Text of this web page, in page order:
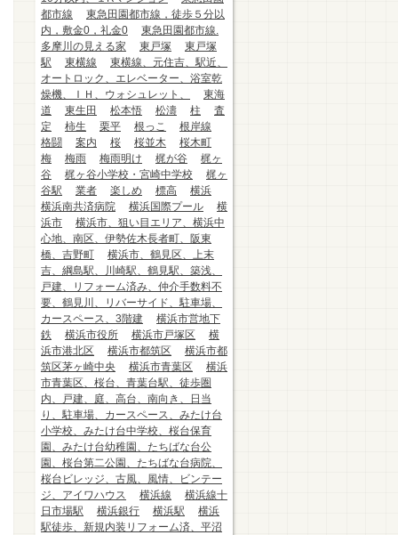
都市線
東急田園都市線，徒歩５分以
内，敷金0，礼金0
東急田園都市線.
多摩川の見える家
東戸塚
東戸塚
駅
東横線
東横線、元住吉、駅近、
オートロック、エレベーター、浴室乾
燥機、ＩＨ、ウォシュレット、
東海
道
東生田 松本悟 松濤 柱
査
定
柿生 栗平 根っこ
根岸線
格闘
案内 桜 桜並木
桜木町
梅
梅雨 梅雨明け 梶が谷
梶ヶ
谷
梶ヶ谷小学校・宮崎中学校
梶ヶ
谷駅
業者 楽しめ 標高
横浜
横浜南共済病院
横浜国際プール
横
浜市
横浜市、狙い目エリア、横浜中
心地、南区、伊勢佐木長者町、阪東
橋、吉野町
横浜市、鶴見区、上末
吉、綱島駅、川崎駅、鶴見駅、築浅、
戸建、リフォーム済み、仲介手数料不
要、鶴見川、リバーサイド、駐車場、
カースペース、3階建
横浜市営地下
鉄
横浜市役所 横浜市戸塚区
横
浜市港北区
横浜市都筑区
横浜市都
筑区茅ヶ崎中央
横浜市青葉区
横浜
市青葉区、桜台、青葉台駅、徒歩圏
内、戸建、庭、高台、南向き、日当
り、駐車場、カースペース、みたけ台
小学校、みたけ台中学校、桜台保育
園、みたけ台幼稚園、たちばな台公
園、桜台第二公園、たちばな台病院、
桜台ビレッジ、古風、風情、ビンテー
ジ、アイワハウス
横浜線
横浜線十
日市場駅
横浜銀行 横浜駅
横浜
駅徒歩、新規内装リフォーム済、平沼